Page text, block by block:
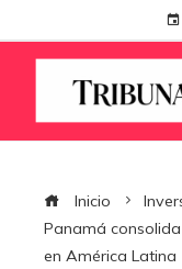
Inicio
Panamá
en América Latina